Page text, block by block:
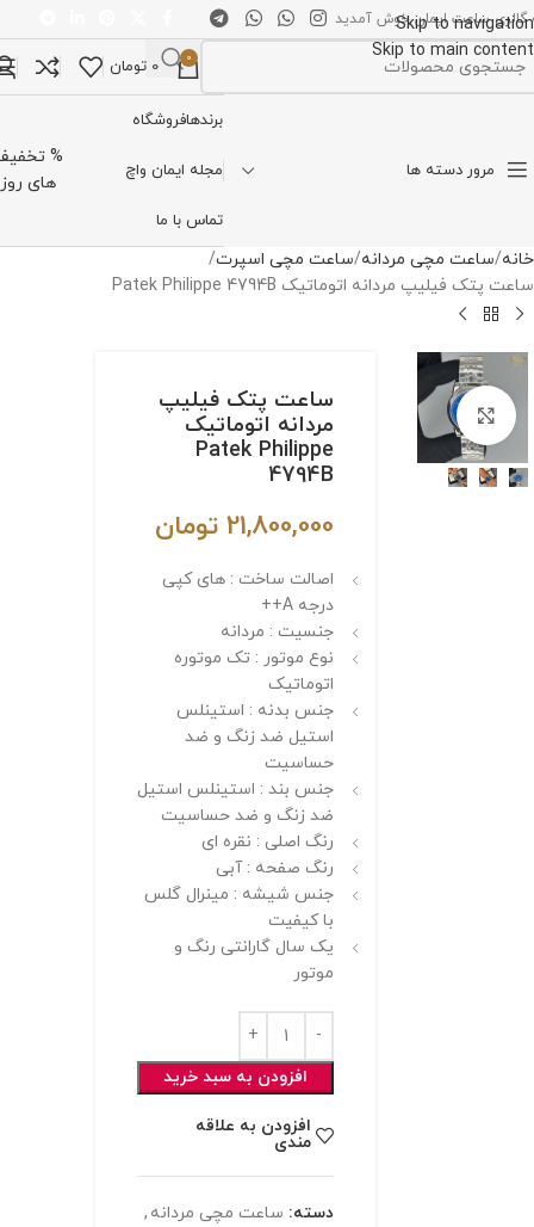
Skip to navigation
Skip to main content
گالری ساعت ایمان خوش آمدید
0
0 تومان
مرور دسته ها
برندهافروشگاه
مجله ایمان واچ
تماس با ما
%
های روز
خانه ساعت مچی مردانه ساعت مچی اسپرت
ساعت پتک فیلیپ مردانه اتوماتیک Patek Philippe 4794B
برای بزرگنمایی کلیک کنیدساعت پتک فیلیپ
مردانه اتوماتیک
Patek Philippe
4794B
21,800,000 تومان
اصالت ساخت : های کپی
درجه A++
جنسیت : مردانه
نوع موتور : تک موتوره
اتوماتیک
جنس بدنه : استینلس
استیل ضد زنگ و ضد
حساسیت
جنس بند : استینلس استیل
ضد زنگ و ضد حساسیت
رنگ اصلی : نقره ای
رنگ صفحه : آبی
جنس شیشه : مینرال گلس
با کیفیت
یک سال گارانتی رنگ و
موتور
افزودن به سبد خرید
افزودن به علاقه
مندی
دسته: ساعت مچی مردانه ,